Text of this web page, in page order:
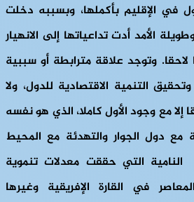
في الإقليم بأكملها، وبسببه دخلت
الأمد أدت تداعياتها إلى الانهيار
وتوجد علاقة مترابطة أو سببية
التنمية الاقتصادية للدول، ولا
إلا مع وجود الأول كاملا، الذي هو نفسه
دول الجوار والتهدئة مع المحيط
النامية التي حققت معدلات تنموية
في القارة الإفريقية وغيرها